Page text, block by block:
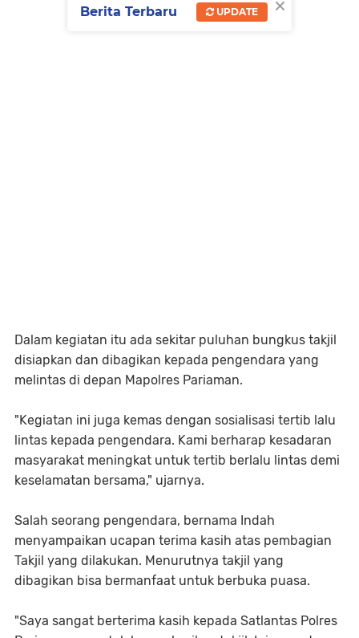
Dalam kegiatan itu ada sekitar puluhan bungkus takjil
disiapkan dan dibagikan kepada pengendara yang
melintas di depan Mapolres Pariaman.
"Kegiatan ini juga kemas dengan sosialisasi tertib lalu
lintas kepada pengendara. Kami berharap kesadaran
masyarakat meningkat untuk tertib berlalu lintas demi
keselamatan bersama," ujarnya.
Salah seorang pengendara, bernama Indah
menyampaikan ucapan terima kasih atas pembagian
Takjil yang dilakukan. Menurutnya takjil yang
dibagikan bisa bermanfaat untuk berbuka puasa.
"Saya sangat berterima kasih kepada Satlantas Polres
Berita Terbaru UPDATE